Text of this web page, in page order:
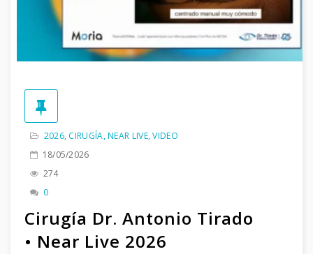
2026, CIRUGÍA,NEAR LIVE,VIDEO
18/05/2026
274
0
Cirugía Dr. Antonio Tirado
• Near Live 2026